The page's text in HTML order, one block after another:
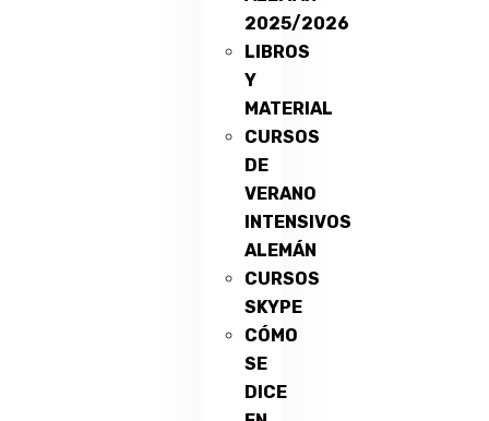
2025/2026
LIBROS
Y
MATERIAL
CURSOS
DE
VERANO
INTENSIVOS
ALEMÁN
CURSOS
SKYPE
CÓMO
SE
DICE